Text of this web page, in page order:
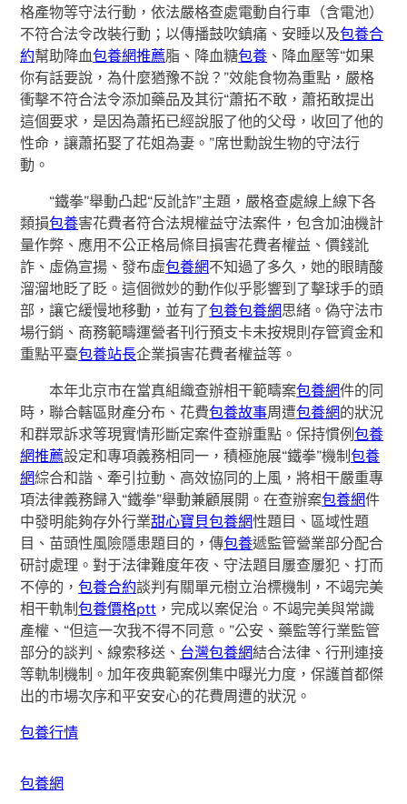
格產物等守法行動，依法嚴格查處電動自行車（含電池）
不符合法令改裝行動；以傳播鼓吹鎮痛、安睡以及包養合
約幫助降血包養網推薦脂、降血糖包養 、降血壓等“如果
你有話要說，為什麼猶豫不說？”效能食物為重點，嚴格
衝擊不符合法令添加藥品及其衍“蕭拓不敢，蕭拓敢提出
這個要求，是因為蕭拓已經說服了他的父母，收回了他的
性命，讓蕭拓娶了花姐為妻。”席世勳說生物的守法行
動。
“鐵拳”舉動凸起“反訛詐”主題，嚴格查處線上線下各
類損包養害花費者符合法規權益守法案件，包含加油機計
量作弊、應用不公正格局條目損害花費者權益、價錢訛
詐、虛偽宣揚、發布虛包養網不知過了多久，她的眼睛酸
溜溜地眨了眨。這個微妙的動作似乎影響到了擊球手的頭
部，讓它緩慢地移動，並有了包養包養網思緒。偽守法市
場行銷、商務範疇運營者刊行預支卡未按規則存管資金和
重點平臺包養站長企業損害花費者權益等。
本年北京市在當真組織查辦相干範疇案包養網件的同
時，聯合轄區財產分布、花費包養故事周遭包養網的狀況
和群眾訴求等現實情形斷定案件查辦重點。保持慣例包養
網推薦設定和專項義務相同一，積極施展“鐵拳”機制包養
網綜合和諧、牽引拉動、高效協同的上風，將相干嚴重專
項法律義務歸入“鐵拳”舉動兼顧展開。在查辦案包養網件
中發明能夠存外行業甜心寶貝包養網性題目、區域性題
目、苗頭性風險隱患題目的，傳包養遞監管營業部分配合
研討處理。對于法律難度年夜、守法題目屢查屢犯、打而
不停的，包養合約談判有關單元樹立治標機制，不竭完美
相干軌制包養價格ptt ，完成以案促治。不竭完美與常識
產權、“但這一次我不得不同意。”公安、藥監等行業監管
部分的談判、線索移送、 台灣包養網結合法律、行刑連接
等軌制機制。加年夜典範案例集中曝光力度，保護首都傑
出的市場次序和平安安心的花費周遭的狀況。
包養行情
包養網